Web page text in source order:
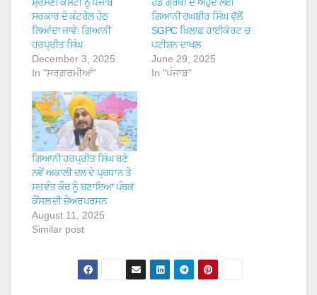
ਸ਼੍ਰੋਮਣੀ ਕਮੇਟੀ ਨੂੰ ਪੰਜਾਬ
ਸਰਕਾਰ ਦੇ ਕੰਟਰੋਲ ਹੇਠ
ਲਿਆਂਦਾ ਜਾਵੇ: ਗਿਆਨੀ
ਹਰਪ੍ਰੀਤ ਸਿੰਘ
December 3, 2025
In "ਸਰਗਰਮੀਆਂ"
ਹੈੱਡ ਗ੍ਰੰਥੀ ਦੇ ਅਹੁਦੇ ਲਈ
ਗਿਆਨੀ ਰਘਬੀਰ ਸਿੰਘ ਵੱਲੋਂ
SGPC ਖ਼ਿਲਾਫ਼ ਹਾਈਕੋਰਟ ਚ
ਪਟੀਸ਼ਨ ਦਾਖਲ
June 29, 2025
In "ਪੰਜਾਬ"
ਗਿਆਨੀ ਹਰਪ੍ਰੀਤ ਸਿੰਘ ਬਣੇ
ਨਵੇਂ ਅਕਾਲੀ ਦਲ ਦੇ ਪ੍ਰਧਾਨ ਤੇ
ਸਤਵੰਤ ਕੌਰ ਨੂੰ ਬਣਾਇਆ ਪੰਥਕ
ਕੌਂਸਲ ਦੀ ਚੇਅਰਪਰਸਨ
August 11, 2025
Similar post